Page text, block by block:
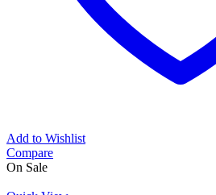
Add to Wishlist
Compare
On Sale